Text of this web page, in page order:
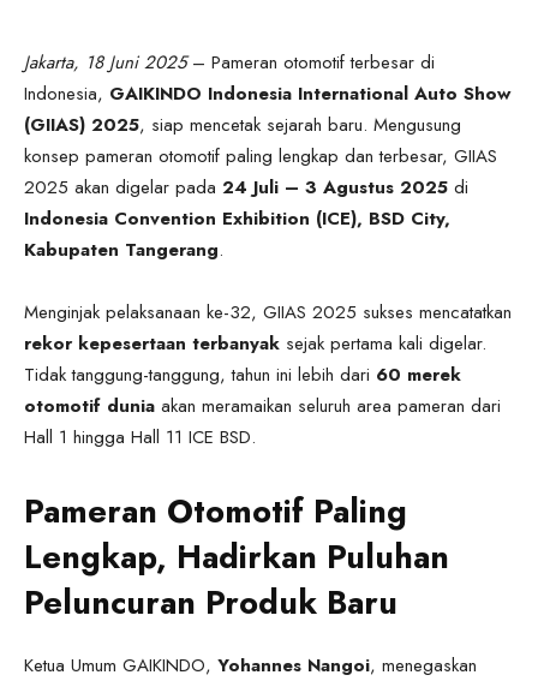
Jakarta, 18 Juni 2025– Pameran otomotif terbesar di
Indonesia, GAIKINDO Indonesia International Auto Show
(GIIAS) 2025, siap mencetak sejarah baru. Mengusung
konsep pameran otomotif paling lengkap dan terbesar, GIIAS
2025 akan digelar pada 24 Juli – 3 Agustus 2025 di
Indonesia Convention Exhibition (ICE), BSD City,
Kabupaten Tangerang.
Menginjak pelaksanaan ke-32, GIIAS 2025 sukses mencatatkan
rekor kepesertaan terbanyak sejak pertama kali digelar.
Tidak tanggung-tanggung, tahun ini lebih dari 60 merek
otomotif dunia akan meramaikan seluruh area pameran dari
Hall 1 hingga Hall 11 ICE BSD.
Pameran Otomotif Paling
Lengkap, Hadirkan Puluhan
Peluncuran Produk Baru
Ketua Umum GAIKINDO, Yohannes Nangoi, menegaskan